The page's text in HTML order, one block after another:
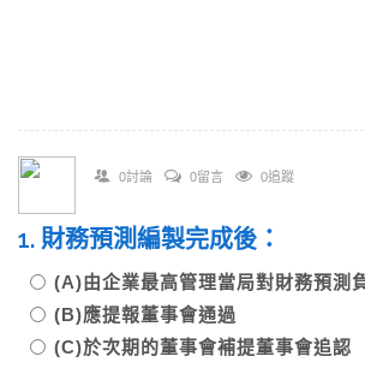
0討論 0留言 0追蹤
1. 財務預測編製完成後：
(A)由企業最高管理當局對財務預測
(B)應提報董事會通過
(C)於次期的董事會補提董事會追認